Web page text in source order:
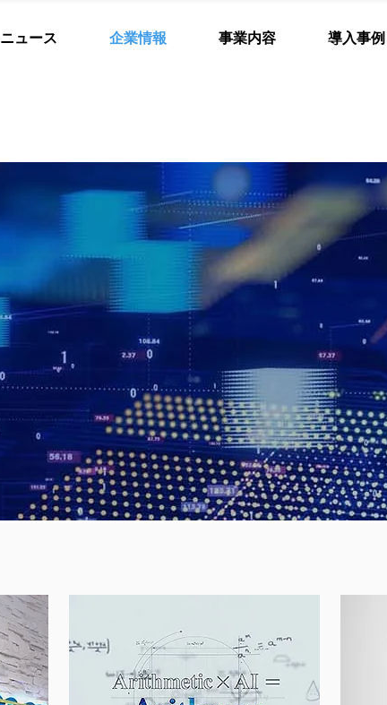
ニュース 企業情報 事業内容 導入事例
Arithmerは、数学で社会課題を解決する会社です